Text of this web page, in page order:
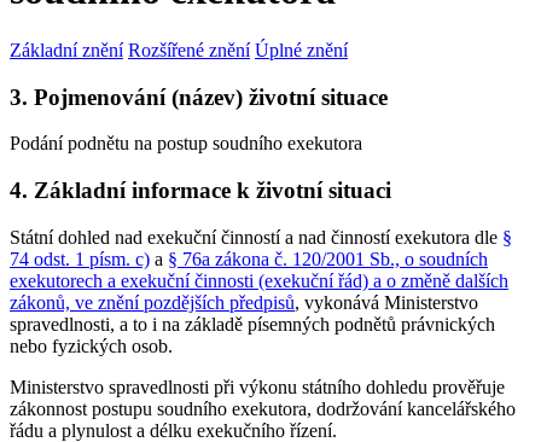
Základní znění Rozšířené znění Úplné znění
3. Pojmenování (název) životní situace
Podání podnětu na postup soudního exekutora
4. Základní informace k životní situaci
Státní dohled nad exekuční činností a nad činností exekutora dle §
74 odst. 1 písm. c) a § 76a zákona č. 120/2001 Sb., o soudních
exekutorech a exekuční činnosti (exekuční řád) a o změně dalších
zákonů, ve znění pozdějších předpisů, vykonává Ministerstvo
spravedlnosti, a to i na základě písemných podnětů právnických
nebo fyzických osob.
Ministerstvo spravedlnosti při výkonu státního dohledu prověřuje
zákonnost postupu soudního exekutora, dodržování kancelářského
řádu a plynulost a délku exekučního řízení.